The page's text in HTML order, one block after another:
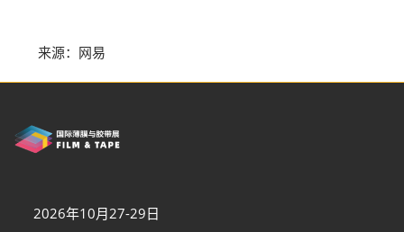
来源：网易
2026年10月27-29日